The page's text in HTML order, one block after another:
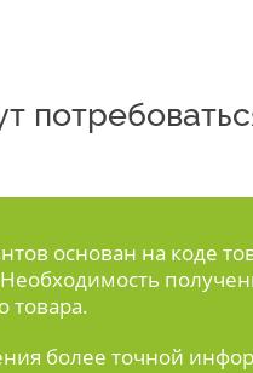
основан на коде
товара.
более точной